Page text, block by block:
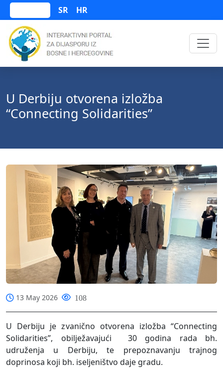
SR HR
U Derbiju otvorena izložba
“Connecting Solidarities”
13 May 2026 108
U Derbiju je zvanično otvorena izložba “Connecting
Solidarities”, obilježavajući
30 godina rada bh.
udruženja u Derbiju, te prepoznavanju trajnog
doprinosa koji bh. iseljeništvo daje gradu.